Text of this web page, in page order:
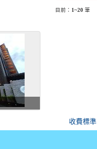
目前： 1~20 筆
收費標準